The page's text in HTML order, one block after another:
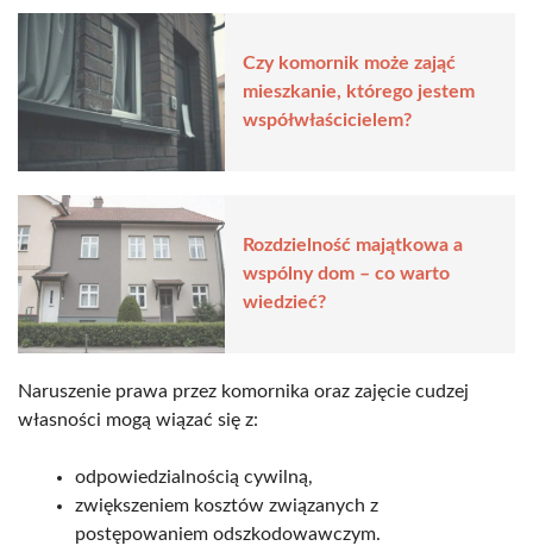
Czy komornik może zająć
mieszkanie, którego jestem
współwłaścicielem?
Rozdzielność majątkowa a
wspólny dom – co warto
wiedzieć?
Naruszenie prawa przez komornika oraz zajęcie cudzej
własności mogą wiązać się z:
odpowiedzialnością cywilną,
zwiększeniem kosztów związanych z
postępowaniem odszkodowawczym.